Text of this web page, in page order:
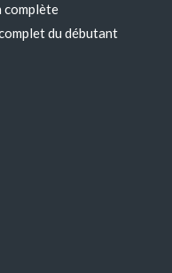
complète
du débutant